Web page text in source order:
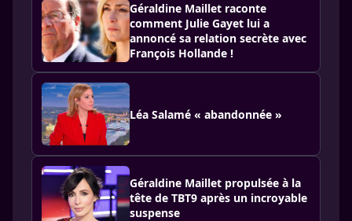
Géraldine Maillet raconte
comment Julie Gayet lui a
annoncé sa relation secrète avec
François Hollande !
Léa Salamé « abandonnée »
Géraldine Maillet propulsée à la
tête de TBT9 après un incroyable
suspense